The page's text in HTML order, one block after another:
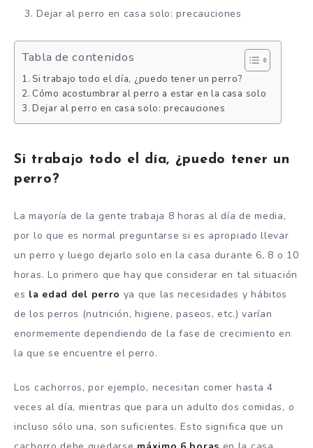
Dejar al perro en casa solo: precauciones
Tabla de contenidos
Si trabajo todo el día, ¿puedo tener un perro?
Cómo acostumbrar al perro a estar en la casa solo
Dejar al perro en casa solo: precauciones
Si trabajo todo el día, ¿puedo tener un
perro?
La mayoría de la gente trabaja 8 horas al día de media,
por lo que es normal preguntarse si es apropiado llevar
un perro y luego dejarlo solo en la casa durante 6, 8 o 10
horas. Lo primero que hay que considerar en tal situación
es la edad del perro ya que las necesidades y hábitos
de los perros (nutrición, higiene, paseos, etc.) varían
enormemente dependiendo de la fase de crecimiento en
la que se encuentre el perro.
Los cachorros, por ejemplo, necesitan comer hasta 4
veces al día, mientras que para un adulto dos comidas, o
incluso sólo una, son suficientes. Esto significa que un